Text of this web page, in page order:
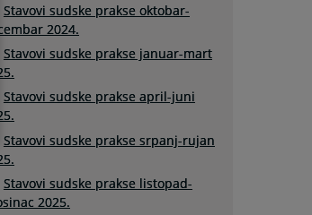
Stavovi sudske prakse oktobar-
2024.
Stavovi sudske prakse januar-mart
Stavovi sudske prakse april-juni
Stavovi sudske prakse srpanj-rujan
Stavovi sudske prakse listopad-
2025.